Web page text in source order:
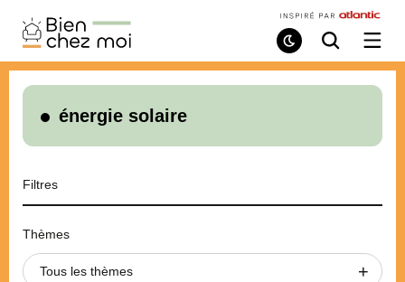
Bien
Chez
Moi
Mode
de
Recherche
/
le
énergie solaire
Filtres
Thèmes
Tous les thèmes